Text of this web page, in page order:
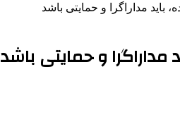
باید مداراگرا و حمایتی باشد
مداراگرا و حمایتی باشد